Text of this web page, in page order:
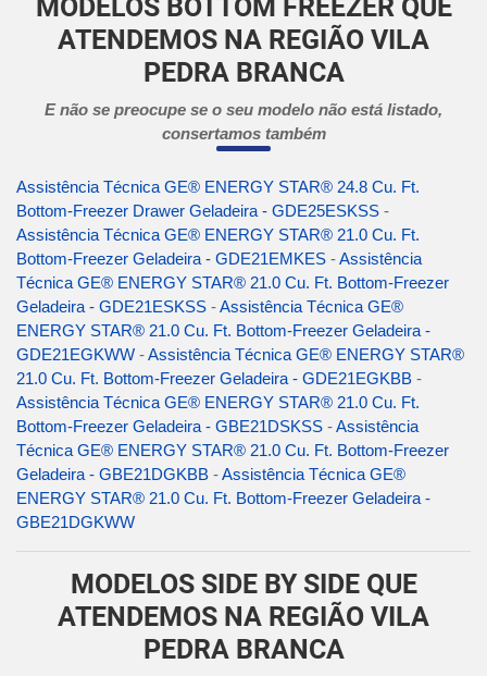
MODELOS BOTTOM FREEZER QUE
ATENDEMOS NA REGIÃO VILA
PEDRA BRANCA
E não se preocupe se o seu modelo não está listado,
consertamos também
Assistência Técnica GE® ENERGY STAR® 24.8 Cu. Ft.
Bottom-Freezer Drawer Geladeira - GDE25ESKSS -
Assistência Técnica GE® ENERGY STAR® 21.0 Cu. Ft.
Bottom-Freezer Geladeira - GDE21EMKES -Assistência
Técnica GE® ENERGY STAR® 21.0 Cu. Ft. Bottom-Freezer
Geladeira - GDE21ESKSS -Assistência Técnica GE®
ENERGY STAR® 21.0 Cu. Ft. Bottom-Freezer Geladeira -
GDE21EGKWW -Assistência Técnica GE® ENERGY STAR®
21.0 Cu. Ft. Bottom-Freezer Geladeira - GDE21EGKBB -
Assistência Técnica GE® ENERGY STAR® 21.0 Cu. Ft.
Bottom-Freezer Geladeira - GBE21DSKSS -Assistência
Técnica GE® ENERGY STAR® 21.0 Cu. Ft. Bottom-Freezer
Geladeira - GBE21DGKBB -Assistência Técnica GE®
ENERGY STAR® 21.0 Cu. Ft. Bottom-Freezer Geladeira -
GBE21DGKWW
MODELOS SIDE BY SIDE QUE
ATENDEMOS NA REGIÃO VILA
PEDRA BRANCA